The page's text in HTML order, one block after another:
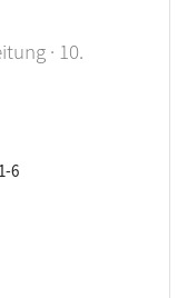
· 10.
6